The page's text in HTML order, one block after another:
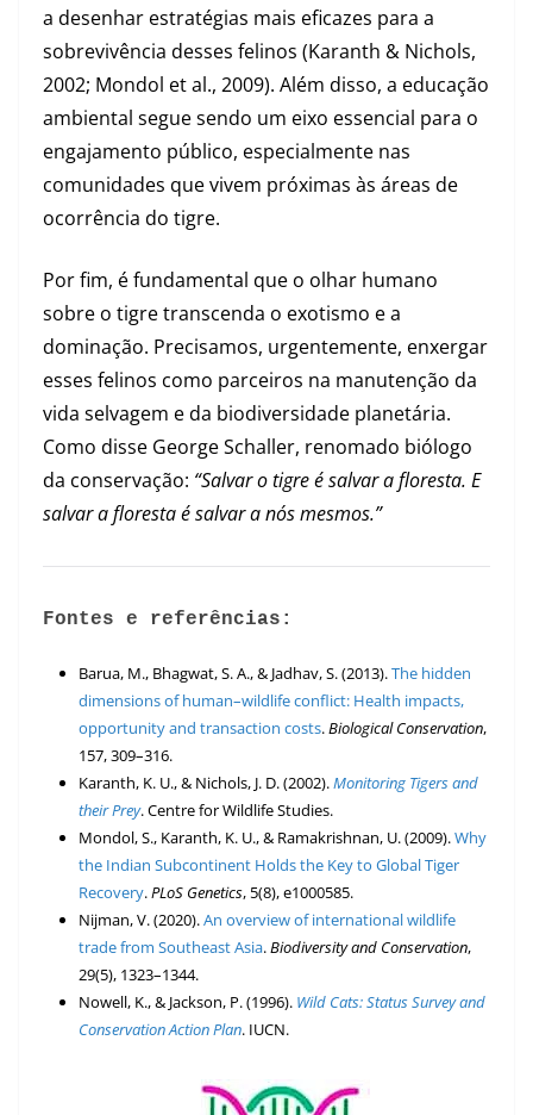
a desenhar estratégias mais eficazes para a
sobrevivência desses felinos (Karanth & Nichols,
2002; Mondol et al., 2009). Além disso, a educação
ambiental segue sendo um eixo essencial para o
engajamento público, especialmente nas
comunidades que vivem próximas às áreas de
ocorrência do tigre.
Por fim, é fundamental que o olhar humano
sobre o tigre transcenda o exotismo e a
dominação. Precisamos, urgentemente, enxergar
esses felinos como parceiros na manutenção da
vida selvagem e da biodiversidade planetária.
Como disse George Schaller, renomado biólogo
da conservação: “Salvar o tigre é salvar a floresta. E
salvar a floresta é salvar a nós mesmos.”
Fontes e referências:
Barua, M., Bhagwat, S. A., & Jadhav, S. (2013).The hidden
dimensions of human–wildlife conflict: Health impacts,
opportunity and transaction costs.Biological Conservation,
157, 309–316.
Karanth, K. U., & Nichols, J. D. (2002).Monitoring Tigers and
their Prey. Centre for Wildlife Studies.
Mondol, S., Karanth, K. U., & Ramakrishnan, U. (2009).Why
the Indian Subcontinent Holds the Key to Global Tiger
Recovery.PLoS Genetics, 5(8), e1000585.
Nijman, V. (2020).An overview of international wildlife
trade from Southeast Asia.Biodiversity and Conservation,
29(5), 1323–1344.
Nowell, K., & Jackson, P. (1996). Wild Cats: Status Survey and
Conservation Action Plan. IUCN.